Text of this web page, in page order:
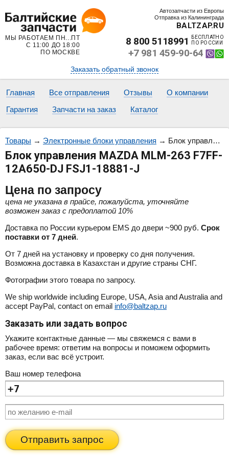
Автозапчасти из Европы
Отправка из Калининграда
BALTZAP.RU
МЫ РАБОТАЕМ ПН...ПТ
С 11:00 ДО 18:00
ПО МОСКВЕ
8 800 5118991
БЕСПЛАТНО
ПО РОССИИ
+7 981 459-90-64
Заказать обратный звонок
Главная Все отправления Отзывы
О компании
Гарантия
Запчасти на заказ Каталог
Товары → Электронные блоки управления → Блок управления MAZDA MLM-263 F7FF-12A650-DJ FSJ1-18881-J
Блок управления MAZDA MLM-263 F7FF-
12A650-DJ FSJ1-18881-J
Цена по запросу
цена не указана в прайсе, пожалуйста, уточняйте
возможен заказ с предоплатой 10%
Доставка по России курьером EMS до двери ~900 руб. Срок
поставки от 7 дней.
От 7 дней на установку и проверку со дня получения.
Возможна доставка в Казахстан и другие страны СНГ.
Фотографии этого товара по запросу.
We ship worldwide including Europe, USA, Asia and Australia and
accept PayPal, contact on email info@baltzap.ru
Заказать или задать вопрос
Укажите контактные данные — мы свяжемся с вами в
рабочее время: ответим на вопросы и поможем оформить
заказ, если вас всё устроит.
Ваш номер телефона
Отправить запрос